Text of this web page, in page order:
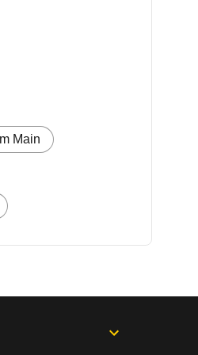
Main